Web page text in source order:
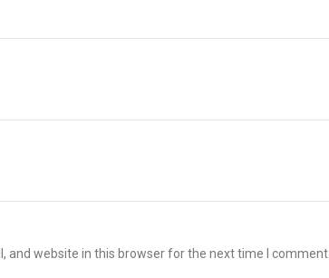
and website in this browser for the next time I comment.